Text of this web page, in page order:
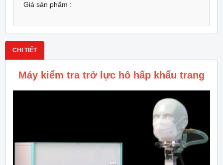
Giá sản phẩm :
CHI TIẾT
Máy kiểm tra trở lực hô hấp khẩu trang